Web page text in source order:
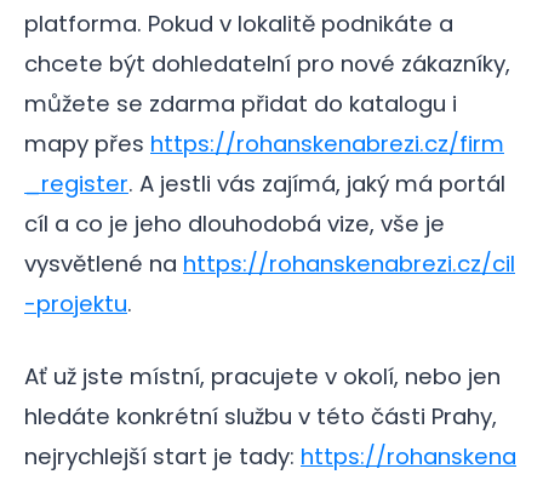
platforma. Pokud v lokalitě podnikáte a
chcete být dohledatelní pro nové zákazníky,
můžete se zdarma přidat do katalogu i
mapy přes https://rohanskenabrezi.cz/firm
_register. A jestli vás zajímá, jaký má portál
cíl a co je jeho dlouhodobá vize, vše je
vysvětlené na https://rohanskenabrezi.cz/cil
-projektu.
Ať už jste místní, pracujete v okolí, nebo jen
hledáte konkrétní službu v této části Prahy,
nejrychlejší start je tady: https://rohanskena